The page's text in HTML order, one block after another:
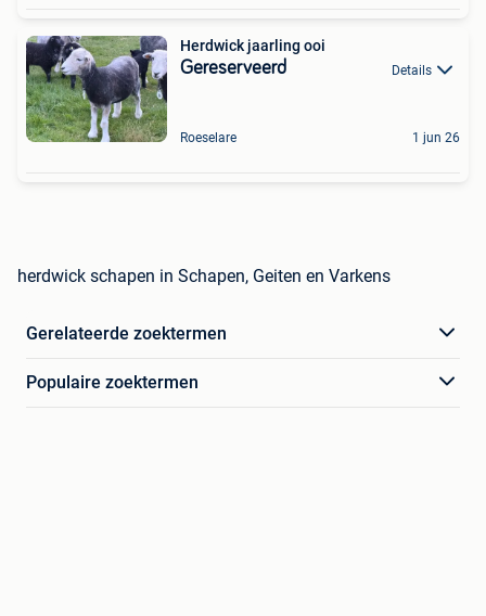
Herdwick jaarling ooi
Gereserveerd Details
Roeselare 1 jun 26
herdwick schapen in Schapen, Geiten en Varkens
Gerelateerde zoektermen
Populaire zoektermen